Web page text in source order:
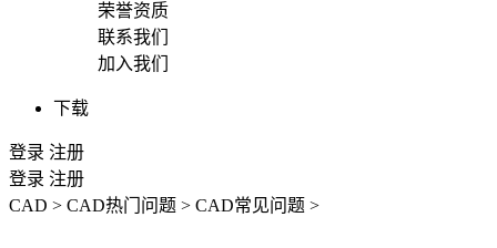
荣誉资质
联系我们
加入我们
下载
登录 注册
登录 注册
CAD > CAD热门问题 > CAD常见问题 >